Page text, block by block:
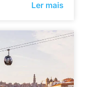
Ler mais